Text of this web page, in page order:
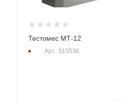
Тестомес МТ-12
Арт.: 015536